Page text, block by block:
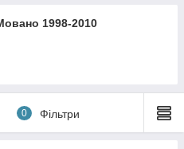
1998-2010
0 Фільтри